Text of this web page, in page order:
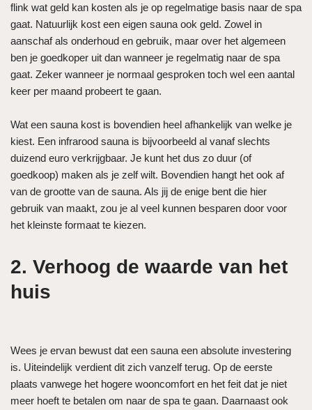
flink wat geld kan kosten als je op regelmatige basis naar de spa
gaat. Natuurlijk kost een eigen sauna ook geld. Zowel in
aanschaf als onderhoud en gebruik, maar over het algemeen
ben je goedkoper uit dan wanneer je regelmatig naar de spa
gaat. Zeker wanneer je normaal gesproken toch wel een aantal
keer per maand probeert te gaan.
Wat een sauna kost is bovendien heel afhankelijk van welke je
kiest. Een infrarood sauna is bijvoorbeeld al vanaf slechts
duizend euro verkrijgbaar. Je kunt het dus zo duur (of
goedkoop) maken als je zelf wilt. Bovendien hangt het ook af
van de grootte van de sauna. Als jij de enige bent die hier
gebruik van maakt, zou je al veel kunnen besparen door voor
het kleinste formaat te kiezen.
2. Verhoog de waarde van het
huis
Wees je ervan bewust dat een sauna een absolute investering
is. Uiteindelijk verdient dit zich vanzelf terug. Op de eerste
plaats vanwege het hogere wooncomfort en het feit dat je niet
meer hoeft te betalen om naar de spa te gaan. Daarnaast ook